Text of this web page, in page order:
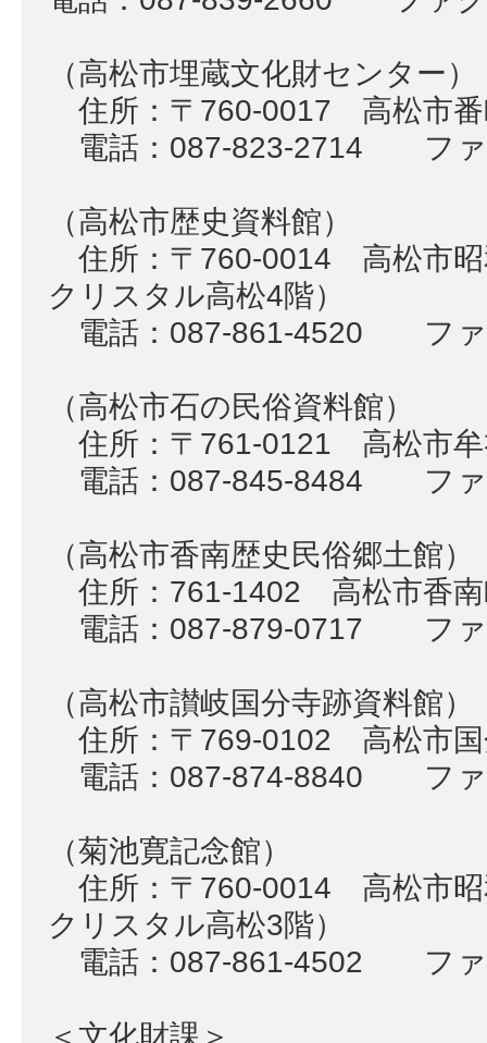
（高松市埋蔵文化財センター）
住所：〒760-0017 高松市番
電話：087-823-2714 フ
（高松市歴史資料館）
住所：〒760-0014 高松市昭
クリスタル高松4階）
電話：087-861-4520 フ
（高松市石の民俗資料館）
住所：〒761-0121 高松市牟
電話：087-845-8484 フ
（高松市香南歴史民俗郷土館）
住所：761-1402 高松市香南
電話：087-879-0717 フ
（高松市讃岐国分寺跡資料館）
住所：〒769-0102 高松市国
電話：087-874-8840 フ
（菊池寛記念館）
住所：〒760-0014 高松市昭
クリスタル高松3階）
電話：087-861-4502 フ
＜文化財課＞